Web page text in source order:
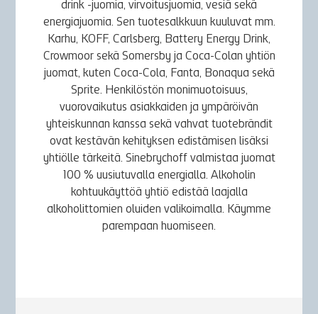
drink -juomia, virvoitusjuomia, vesiä sekä
energiajuomia. Sen tuotesalkkuun kuuluvat mm.
Karhu, KOFF, Carlsberg, Battery Energy Drink,
Crowmoor sekä Somersby ja Coca-Colan yhtiön
juomat, kuten Coca-Cola, Fanta, Bonaqua sekä
Sprite. Henkilöstön monimuotoisuus,
vuorovaikutus asiakkaiden ja ympäröivän
yhteiskunnan kanssa sekä vahvat tuotebrändit
ovat kestävän kehityksen edistämisen lisäksi
yhtiölle tärkeitä. Sinebrychoff valmistaa juomat
100 % uusiutuvalla energialla. Alkoholin
kohtuukäyttöä yhtiö edistää laajalla
alkoholittomien oluiden valikoimalla. Käymme
parempaan huomiseen.